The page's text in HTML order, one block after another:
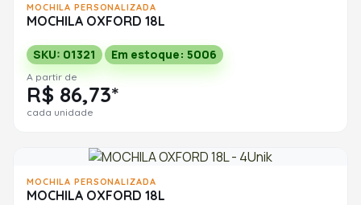
MOCHILA PERSONALIZADA
MOCHILA OXFORD 18L
SKU: 01321 Em estoque: 5006
A partir de
R$ 86,73*
cada unidade
MOCHILA PERSONALIZADA
MOCHILA OXFORD 18L